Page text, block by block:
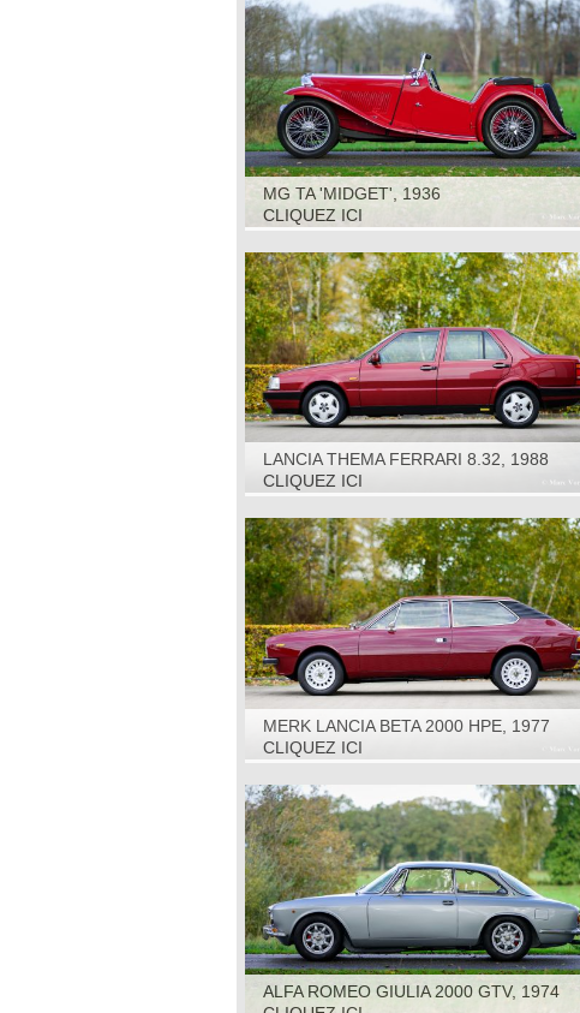
MG TA 'MIDGET', 1936
CLIQUEZ ICI
LANCIA THEMA FERRARI 8.32, 1988
CLIQUEZ ICI
MERK LANCIA BETA 2000 HPE, 1977
CLIQUEZ ICI
ALFA ROMEO GIULIA 2000 GTV, 1974